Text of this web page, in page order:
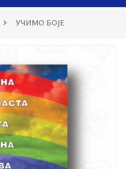
УЧИМО БОЈЕ